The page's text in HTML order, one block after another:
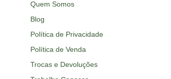
Quem Somos
Blog
Política de Privacidade
Política de Venda
Trocas e Devoluções